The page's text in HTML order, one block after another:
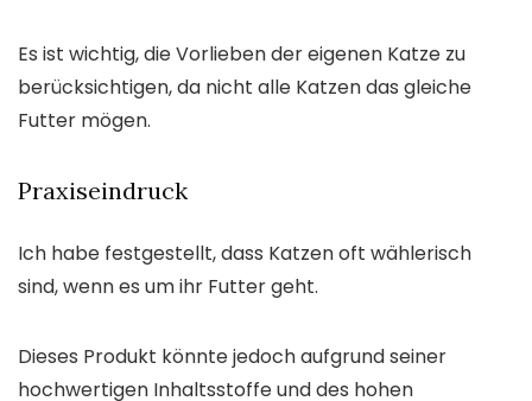
Es ist wichtig, die Vorlieben der eigenen Katze zu
berücksichtigen, da nicht alle Katzen das gleiche
Futter mögen.
Praxiseindruck
Ich habe festgestellt, dass Katzen oft wählerisch
sind, wenn es um ihr Futter geht.
Dieses Produkt könnte jedoch aufgrund seiner
hochwertigen Inhaltsstoffe und des hohen